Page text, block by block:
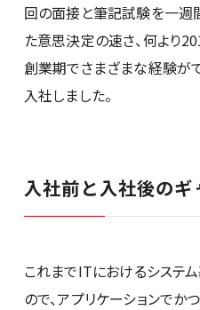
回の面接と筆記試験を一週
た意思決定の速さ、何より
創業期でさまざまな経験が
入社しました。
入社前と入社後のギ
これまでITにおけるシステ
ので、アプリケーションでか